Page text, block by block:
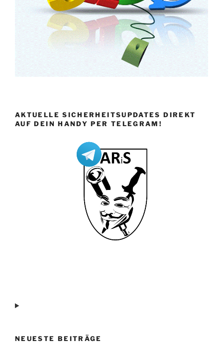
AKTUELLE SICHERHEITSUPDATES DIREKT
AUF DEIN HANDY PER TELEGRAM!
NEUESTE BEITRÄGE